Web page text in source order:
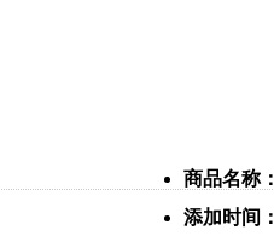
商品名称：
添加时间：